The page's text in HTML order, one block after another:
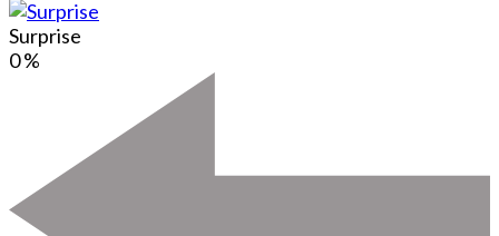
Surprise
0%